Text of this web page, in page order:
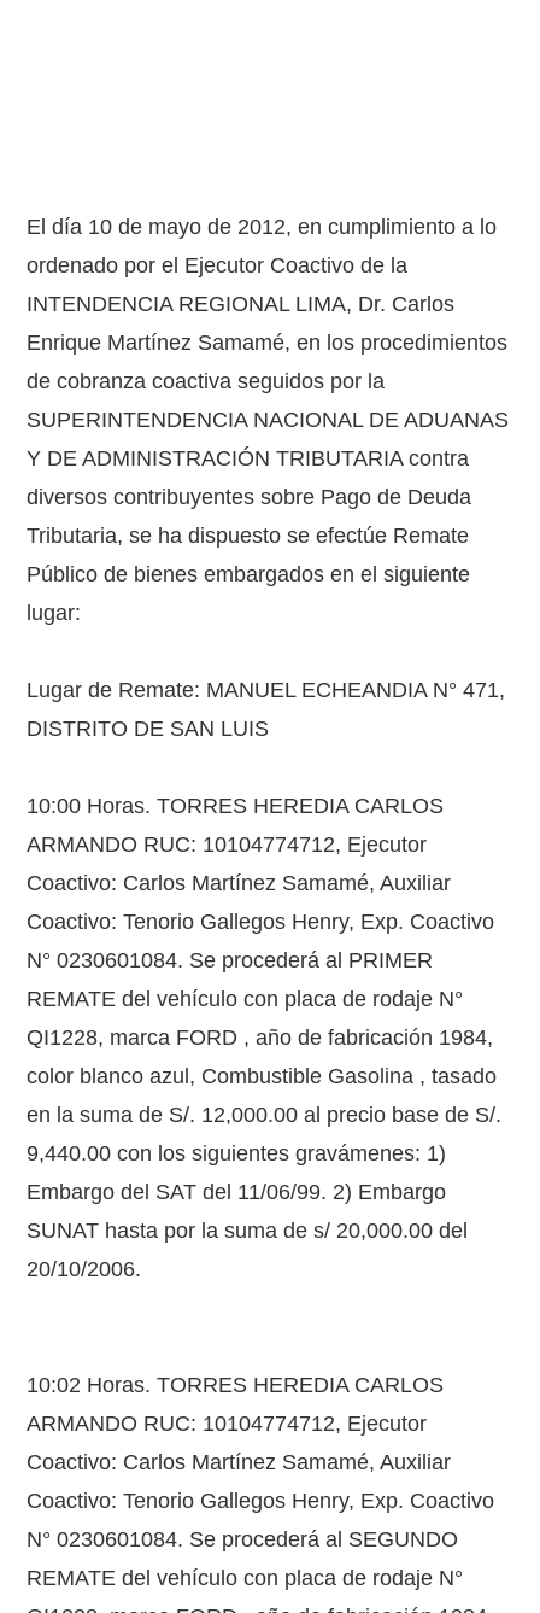
El día 10 de mayo de 2012, en cumplimiento a lo
ordenado por el Ejecutor Coactivo de la
INTENDENCIA REGIONAL LIMA, Dr. Carlos
Enrique Martínez Samamé, en los procedimientos
de cobranza coactiva seguidos por la
SUPERINTENDENCIA NACIONAL DE ADUANAS
Y DE ADMINISTRACIÓN TRIBUTARIA contra
diversos contribuyentes sobre Pago de Deuda
Tributaria, se ha dispuesto se efectúe Remate
Público de bienes embargados en el siguiente
lugar:
Lugar de Remate: MANUEL ECHEANDIA N° 471,
DISTRITO DE SAN LUIS
10:00 Horas. TORRES HEREDIA CARLOS
ARMANDO RUC: 10104774712, Ejecutor
Coactivo: Carlos Martínez Samamé, Auxiliar
Coactivo: Tenorio Gallegos Henry, Exp. Coactivo
N° 0230601084. Se procederá al PRIMER
REMATE del vehículo con placa de rodaje N°
QI1228, marca FORD , año de fabricación 1984,
color blanco azul, Combustible Gasolina , tasado
en la suma de S/. 12,000.00 al precio base de S/.
9,440.00 con los siguientes gravámenes: 1)
Embargo del SAT del 11/06/99. 2) Embargo
SUNAT hasta por la suma de s/ 20,000.00 del
20/10/2006.
10:02 Horas. TORRES HEREDIA CARLOS
ARMANDO RUC: 10104774712, Ejecutor
Coactivo: Carlos Martínez Samamé, Auxiliar
Coactivo: Tenorio Gallegos Henry, Exp. Coactivo
N° 0230601084. Se procederá al SEGUNDO
REMATE del vehículo con placa de rodaje N°